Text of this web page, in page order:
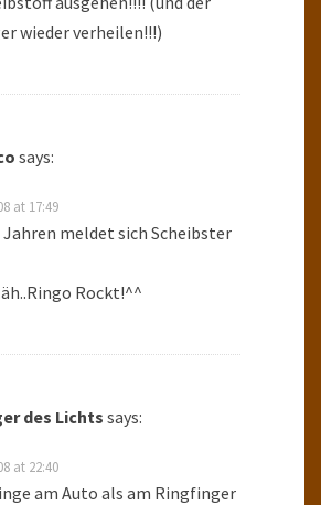
wieder verheilen!!!)
says:
at 17:49
Jahren meldet sich Scheibster
Rockt!^^
des Lichts says:
at 22:40
am Auto als am Ringfinger